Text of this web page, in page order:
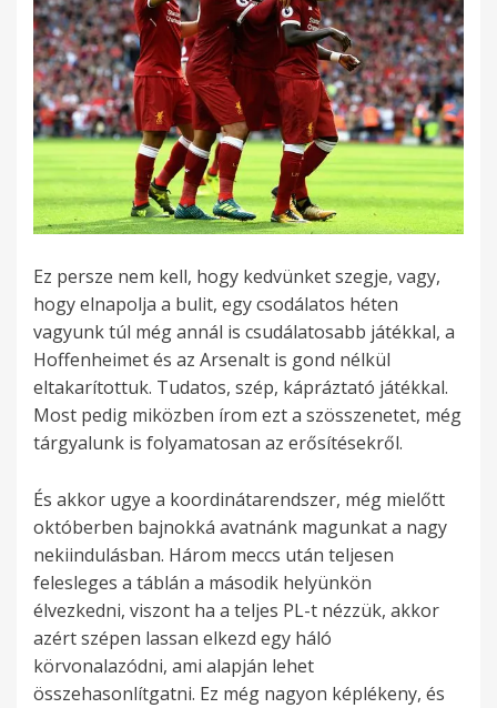
Ez persze nem kell, hogy kedvünket szegje, vagy,
hogy elnapolja a bulit, egy csodálatos héten
vagyunk túl még annál is csudálatosabb játékkal, a
Hoffenheimet és az Arsenalt is gond nélkül
eltakarítottuk. Tudatos, szép, kápráztató játékkal.
Most pedig miközben írom ezt a szösszenetet, még
tárgyalunk is folyamatosan az erősítésekről.
És akkor ugye a koordinátarendszer, még mielőtt
októberben bajnokká avatnánk magunkat a nagy
nekiindulásban. Három meccs után teljesen
felesleges a táblán a második helyünkön
élvezkedni, viszont ha a teljes PL-t nézzük, akkor
azért szépen lassan elkezd egy háló
körvonalazódni, ami alapján lehet
összehasonlítgatni. Ez még nagyon képlékeny, és